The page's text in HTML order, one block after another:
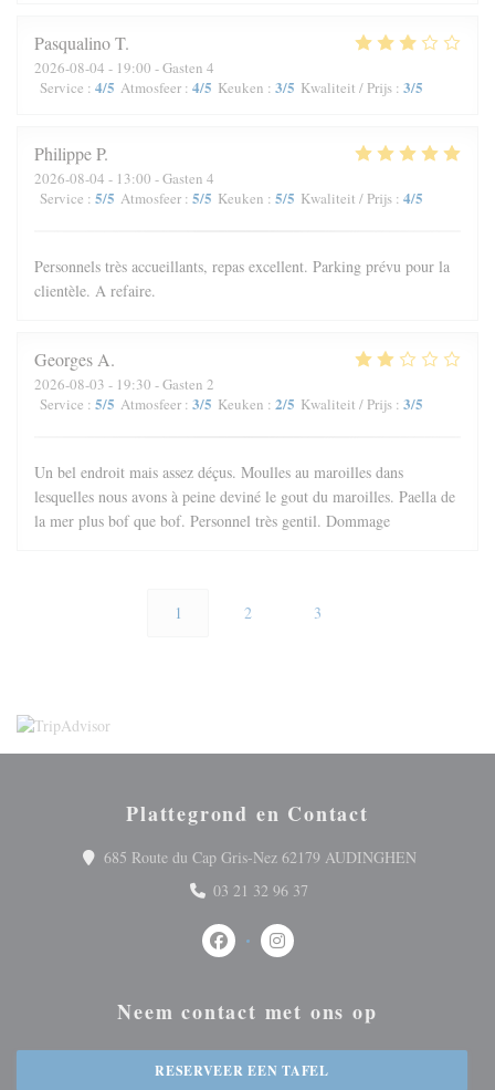
PasqualinoT
2026-08-04 - 19:00 - Gasten 4
Service : 4/5 Atmosfeer : 4/5 Keuken : 3/5 Kwaliteit / Prijs : 3/5
PhilippeP
2026-08-04 - 13:00 - Gasten 4
Service : 5/5 Atmosfeer : 5/5 Keuken : 5/5 Kwaliteit / Prijs : 4/5
Personnels très accueillants, repas excellent. Parking prévu pour la
clientèle. A refaire.
GeorgesA
2026-08-03 - 19:30 - Gasten 2
Service : 5/5 Atmosfeer : 3/5 Keuken : 2/5 Kwaliteit / Prijs : 3/5
Un bel endroit mais assez déçus. Moulles au maroilles dans
lesquelles nous avons à peine deviné le gout du maroilles. Paella de
la mer plus bof que bof. Personnel très gentil. Dommage
1 2 3
Plattegrond en Contact
685 Route du Cap Gris-Nez 62179 AUDINGHEN
03 21 32 96 37
Facebook ((opent in een nieuw venster))
Instagram ((opent in een
Neem contact met ons op
RESERVEER EEN TAFEL